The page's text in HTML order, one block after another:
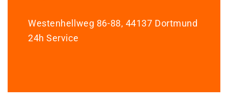
Westenhellweg 86-88, 44137 Dortmund
24h Service